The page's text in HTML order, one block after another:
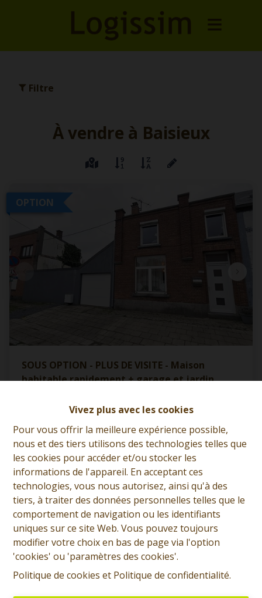
Vivez plus avec les cookies
Pour vous offrir la meilleure expérience possible,
nous et des tiers utilisons des technologies telles que
les cookies pour accéder et/ou stocker les
informations de l'appareil. En acceptant ces
technologies, vous nous autorisez, ainsi qu'à des
tiers, à traiter des données personnelles telles que le
comportement de navigation ou les identifiants
uniques sur ce site Web. Vous pouvez toujours
modifier votre choix en bas de page via l'option
'cookies' ou 'paramètres des cookies'.
Politique de cookies et Politique de confidentialité.
Filtre
À vendre à Baisieux
OPTION
SOUS OPTION - PLUS DE VISITE - Maison
habitable rapidement + garage et jardin
À partir de € 160.000
2 1 110 m²